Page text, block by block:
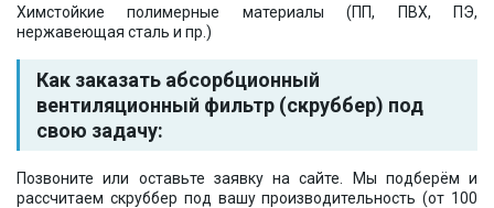
Химстойкие полимерные материалы (ПП, ПВХ, ПЭ,
нержавеющая сталь и пр.)
Как заказать абсорбционный
вентиляционный фильтр (скруббер) под
свою задачу:
Позвоните или оставьте заявку на сайте. Мы подберём и
рассчитаем скруббер под вашу производительность (от 100